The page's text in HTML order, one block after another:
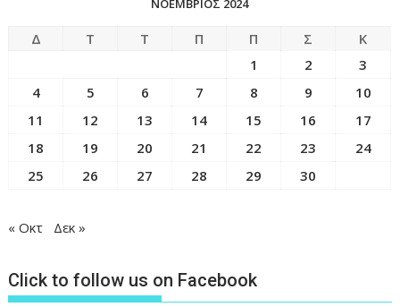
ΝΟΈΜΒΡΙΟΣ 2024
Δ Τ Τ Π Π Σ
Κ
1
2
3
4
5 6 7 8 9
10
11
12 13 14 15 16
17
18
19 20 21 22 23
24
25
26 27 28 29 30
« Οκτ Δεκ »
Click to follow us on Facebook